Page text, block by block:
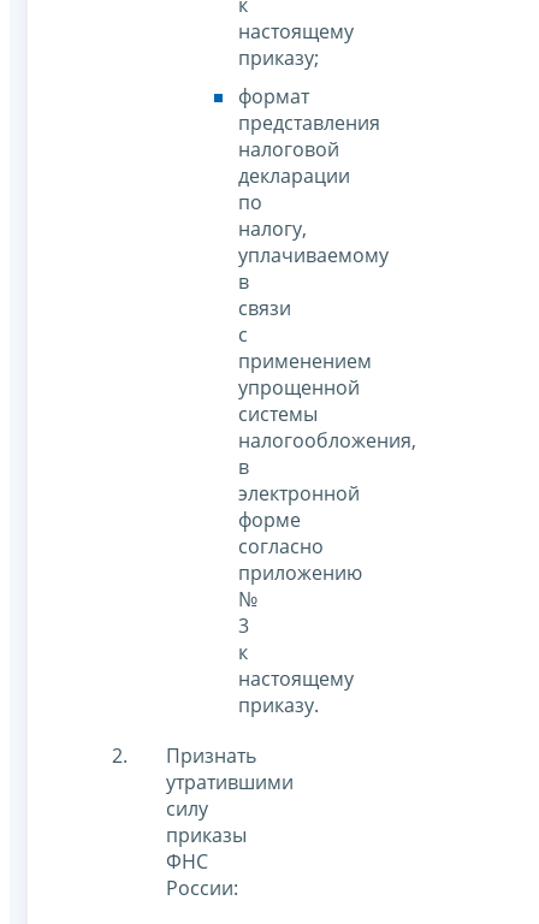
настоящему
приказу;
формат
представления
налоговой
декларации
по
налогу,
уплачиваемому
в
связи
с
применением
упрощенной
системы
налогообложения,
в
электронной
форме
согласно
приложению
№
3
к
настоящему
приказу.
Признать
утратившими
силу
приказы
ФНС
России: